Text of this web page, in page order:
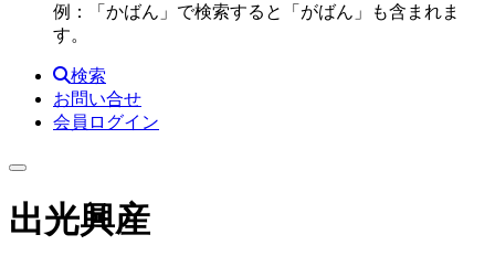
例：「かばん」で検索すると「がばん」も含まれま
す。
検索
お問い合せ
会員ログイン
出光興産